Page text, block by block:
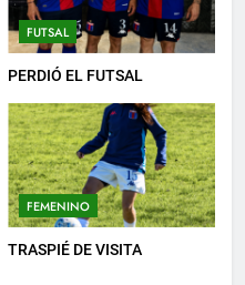
FUTSAL
PERDIÓ EL FUTSAL
FEMENINO
TRASPIÉ DE VISITA
CONVOCADOS